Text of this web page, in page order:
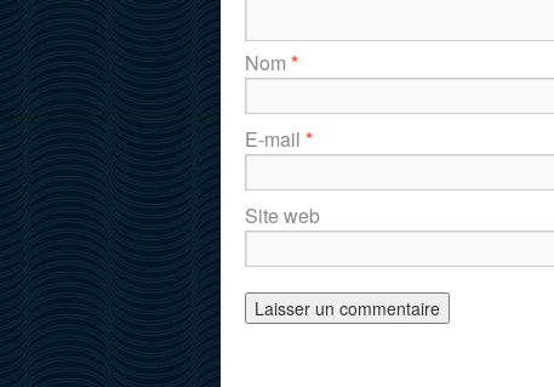
Nom *
E-mail *
Site web